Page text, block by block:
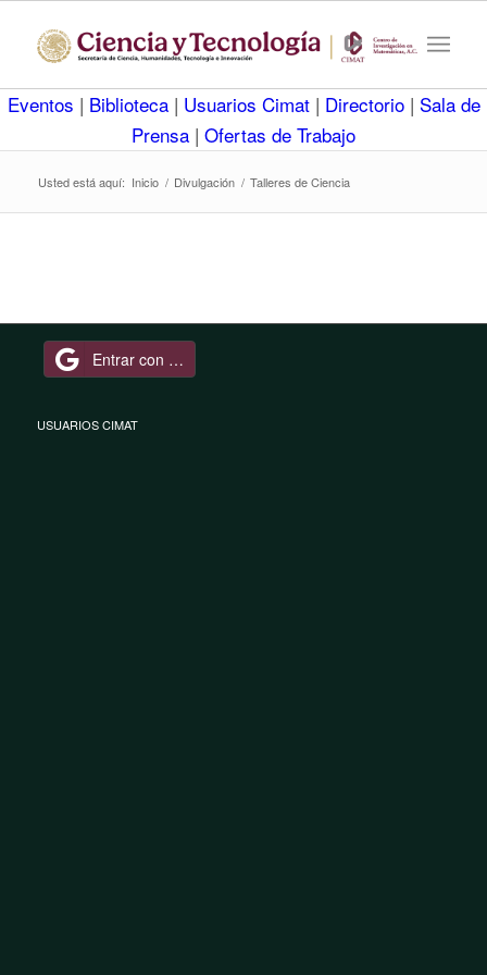
Eventos | Biblioteca | Usuarios Cimat | Directorio | Sala de
Prensa | Ofertas de Trabajo
Usted está aquí: Inicio / Divulgación / Talleres de Ciencia
Entrar con Google
USUARIOS CIMAT